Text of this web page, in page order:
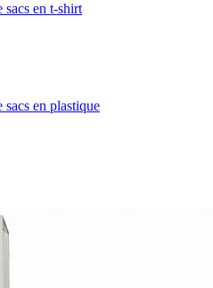
en t-shirt
en plastique